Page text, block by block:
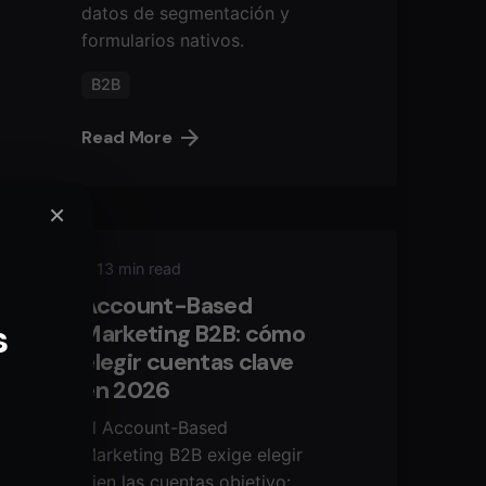
datos de segmentación y
formularios nativos.
B2B
Read More
13 min read
Account-Based
Marketing B2B: cómo
elegir cuentas clave
en 2026
El Account-Based
Marketing B2B exige elegir
×